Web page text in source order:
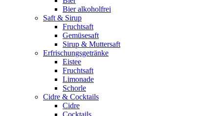
Bier alkoholfrei
Saft & Sirup
Fruchtsaft
Gemüsesaft
Sirup & Muttersaft
Erfrischungsgetränke
Eistee
Fruchtsaft
Limonade
Schorle
Cidre & Cocktails
Cidre
Cocktails